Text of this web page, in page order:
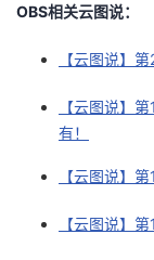
OBS相关云图说：
【云图说】
【云图说】
有！
【云图说】
【云图说】